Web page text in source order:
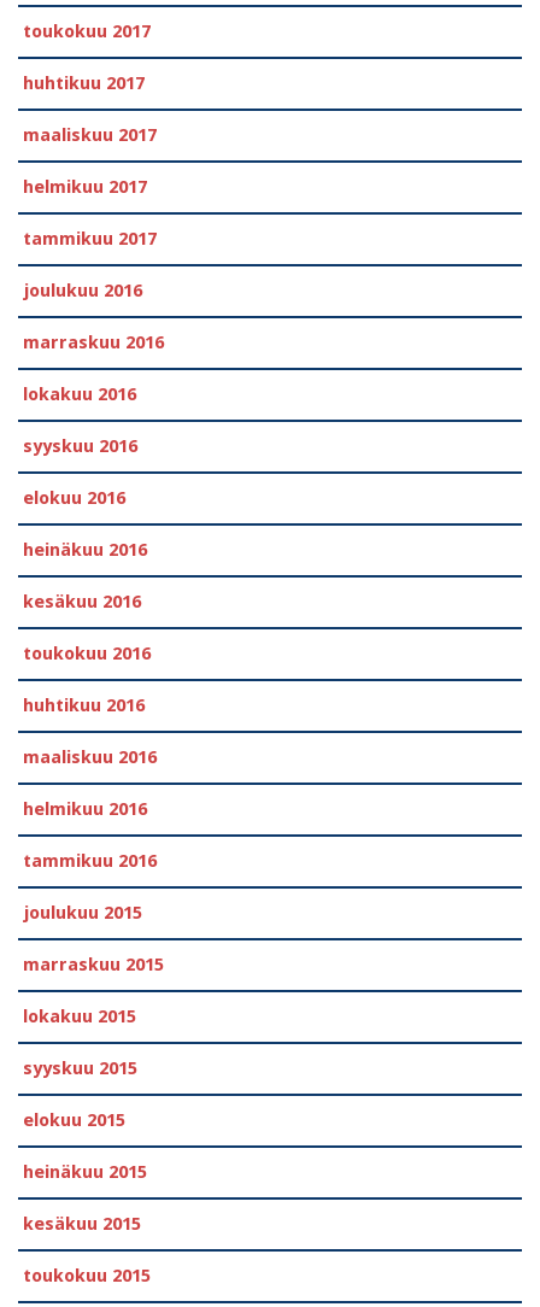
toukokuu 2017
huhtikuu 2017
maaliskuu 2017
helmikuu 2017
tammikuu 2017
joulukuu 2016
marraskuu 2016
lokakuu 2016
syyskuu 2016
elokuu 2016
heinäkuu 2016
kesäkuu 2016
toukokuu 2016
huhtikuu 2016
maaliskuu 2016
helmikuu 2016
tammikuu 2016
joulukuu 2015
marraskuu 2015
lokakuu 2015
syyskuu 2015
elokuu 2015
heinäkuu 2015
kesäkuu 2015
toukokuu 2015